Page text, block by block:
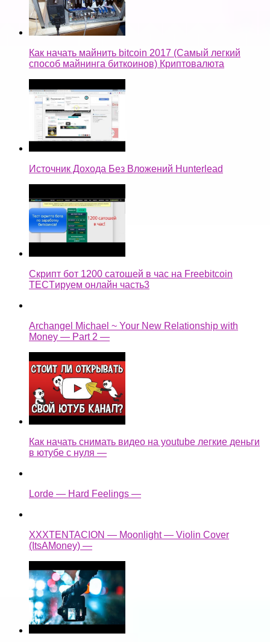
Как начать майнить bitcoin 2017 (Самый легкий
способ майнинга биткоинов) Криптовалюта
Источник Дохода Без Вложений Hunterlead
Скрипт бот 1200 сатошей в час на Freebitcoin
TECTируем онлайн часть3
Archangel Michael ~ Your New Relationship with
Money — Part 2 —
Как начать снимать видео на youtube легкие деньги
в ютубе с нуля —
Lorde — Hard Feelings —
XXXTENTACION — Moonlight — Violin Cover
(ItsAMoney) —